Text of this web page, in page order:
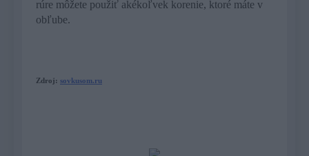
rúre môžete použiť akékoľvek korenie, ktoré máte v
obľube.
Zdroj: sovkusom.ru